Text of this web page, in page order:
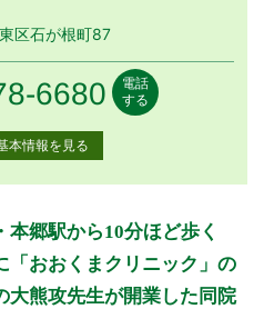
区石が根町87
6680
電話
する
本情報を見る
日火曜日
水水曜日
木 木曜日 金曜日
土 土曜日
日日曜日
祝
● ● ● ●
●
●
郷駅から10分ほど歩く
「おおくまクリニック」の
大熊攻先生が開業した同院